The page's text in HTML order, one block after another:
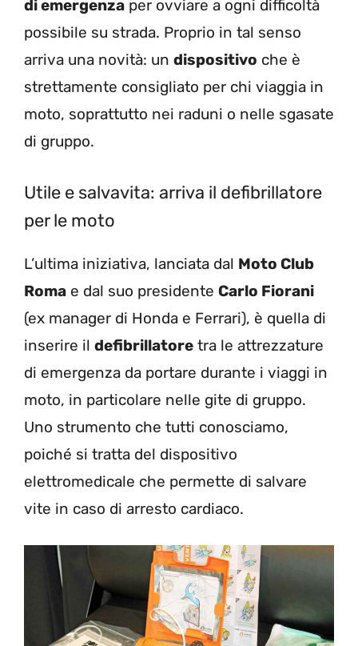
di emergenza per ovviare a ogni difficoltà
possibile su strada. Proprio in tal senso
arriva una novità: un dispositivo che è
strettamente consigliato per chi viaggia in
moto, soprattutto nei raduni o nelle sgasate
di gruppo.
Utile e salvavita: arriva il defibrillatore
per le moto
L’ultima iniziativa, lanciata dal Moto Club
Roma e dal suo presidente Carlo Fiorani
(ex manager di Honda e Ferrari), è quella di
inserire il defibrillatore tra le attrezzature
di emergenza da portare durante i viaggi in
moto, in particolare nelle gite di gruppo.
Uno strumento che tutti conosciamo,
poiché si tratta del dispositivo
elettromedicale che permette di salvare
vite in caso di arresto cardiaco.